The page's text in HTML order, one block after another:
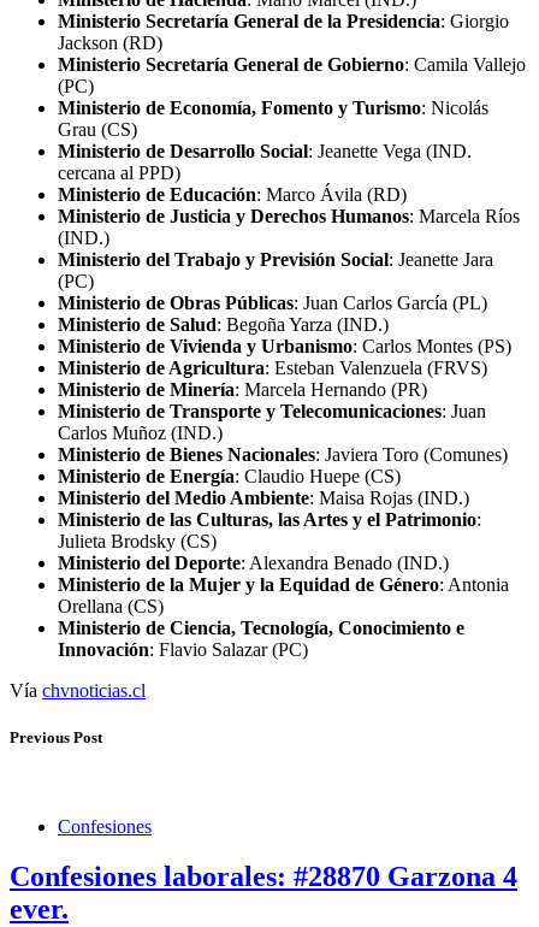
Ministerio Secretaría General de la Presidencia: Giorgio
Jackson (RD)
Ministerio Secretaría General de Gobierno: Camila Vallejo
(PC)
Ministerio de Economía, Fomento y Turismo: Nicolás
Grau (CS)
Ministerio de Desarrollo Social: Jeanette Vega (IND.
cercana al PPD)
Ministerio de Educación: Marco Ávila (RD)
Ministerio de Justicia y Derechos Humanos: Marcela Ríos
(IND.)
Ministerio del Trabajo y Previsión Social: Jeanette Jara
(PC)
Ministerio de Obras Públicas: Juan Carlos García (PL)
Ministerio de Salud: Begoña Yarza (IND.)
Ministerio de Vivienda y Urbanismo: Carlos Montes (PS)
Ministerio de Agricultura: Esteban Valenzuela (FRVS)
Ministerio de Minería: Marcela Hernando (PR)
Ministerio de Transporte y Telecomunicaciones: Juan
Carlos Muñoz (IND.)
Ministerio de Bienes Nacionales: Javiera Toro (Comunes)
Ministerio de Energía: Claudio Huepe (CS)
Ministerio del Medio Ambiente: Maisa Rojas (IND.)
Ministerio de las Culturas, las Artes y el Patrimonio:
Julieta Brodsky (CS)
Ministerio del Deporte: Alexandra Benado (IND.)
Ministerio de la Mujer y la Equidad de Género: Antonia
Orellana (CS)
Ministerio de Ciencia, Tecnología, Conocimiento e
Innovación: Flavio Salazar (PC)
Vía chvnoticias.cl
Previous Post
Confesiones
Confesiones laborales: #28870 Garzona 4
ever.